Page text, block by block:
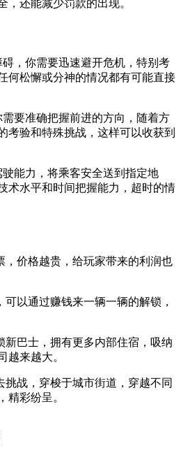
，还能减少罚款的出现。
，你需要迅速避开危机，特别考
何松懈或分神的情况都有可能直接
要准确把握前进的方向，随着方
考验和特殊挑战，这样可以收获到
能力，将乘客安全送到指定地
术水平和时间把握能力，超时的情
价格越贵，给玩家带来的利润也
以通过赚钱来一辆一辆的解锁，
巴士，拥有更多内部住宿，吸纳
越来越大。
战，穿梭于城市街道，穿越不同
精彩纷呈。